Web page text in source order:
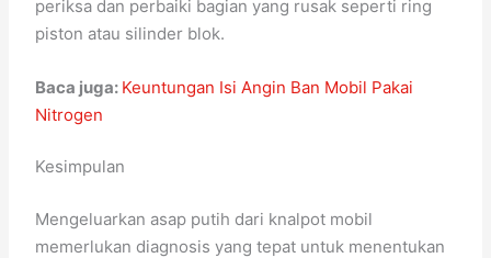
periksa dan perbaiki bagian yang rusak seperti ring
piston atau silinder blok.
Baca juga: Keuntungan Isi Angin Ban Mobil Pakai
Nitrogen
Kesimpulan
Mengeluarkan asap putih dari knalpot mobil
memerlukan diagnosis yang tepat untuk menentukan